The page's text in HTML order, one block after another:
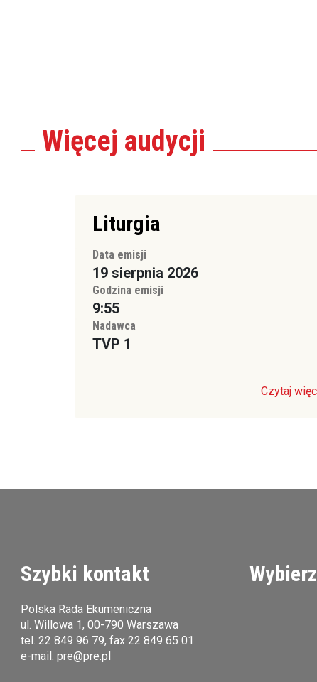
Więcej audycji
Liturgia
Data emisji
19 sierpnia 2026
Godzina emisji
9:55
Nadawca
TVP 1
Czytaj
Szybki kontakt
Polska Rada Ekumeniczna
ul. Willowa 1, 00-790 Warszawa
tel.22 849 96 79, fax 22 849 65 01
e-mail:pre@pre.pl